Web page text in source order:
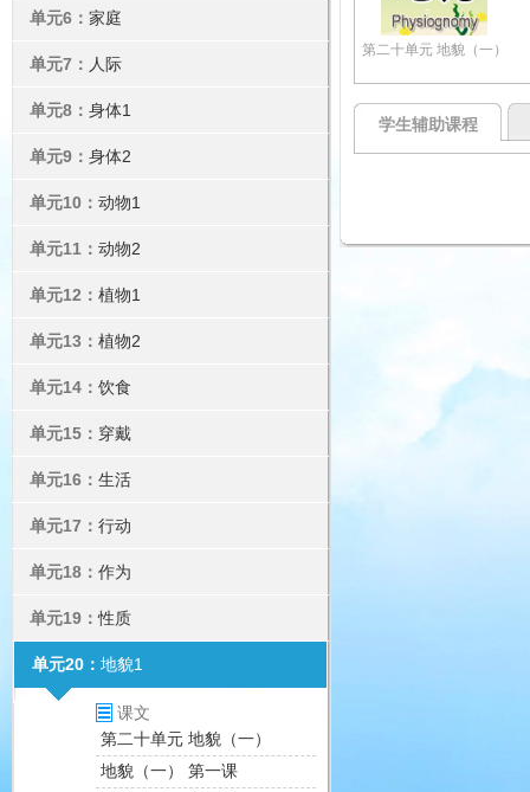
单元6： 家庭
单元7： 人际
单元8： 身体1
单元9： 身体2
单元10： 动物1
单元11： 动物2
单元12： 植物1
单元13： 植物2
单元14： 饮食
单元15： 穿戴
单元16： 生活
单元17： 行动
单元18： 作为
单元19：性质
单元20： 地貌1
课文
第二十单元 地貌（一）
地貌（一） 第一课
第二十单元 地貌（一）
学生辅助课程